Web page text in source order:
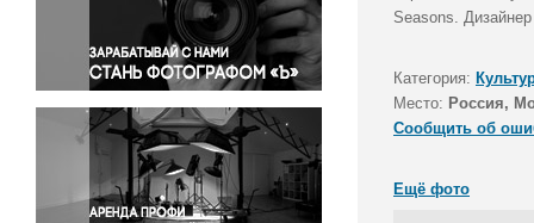
Правосудие
Происшествия и конфликты
Религия
Светская жизнь
Спорт
Экология
Экономика и бизнес
Seasons.
Категория:
Место: Россия,
Сообщить об
Ещё фото